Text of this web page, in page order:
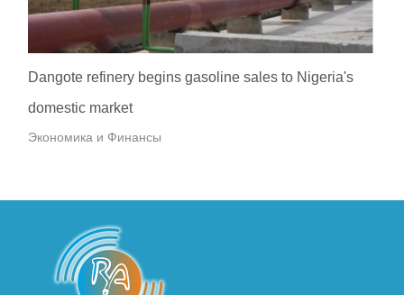
Dangote refinery begins gasoline sales to Nigeria's
domestic market
Экономика и Финансы